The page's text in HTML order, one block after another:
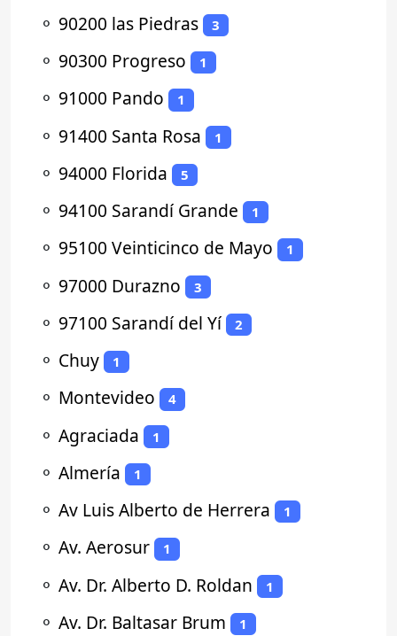
⚬ 90200 las Piedras 3
⚬ 90300 Progreso 1
⚬ 91000 Pando 1
⚬ 91400 Santa Rosa 1
⚬ 94000 Florida 5
⚬ 94100 Sarandí Grande 1
⚬ 95100 Veinticinco de Mayo 1
⚬ 97000 Durazno 3
⚬ 97100 Sarandí del Yí 2
⚬ Chuy 1
⚬ Montevideo 4
⚬ Agraciada 1
⚬ Almería 1
⚬ Av Luis Alberto de Herrera 1
⚬ Av. Aerosur 1
⚬ Av. Dr. Alberto D. Roldan 1
⚬ Av. Dr. Baltasar Brum 1